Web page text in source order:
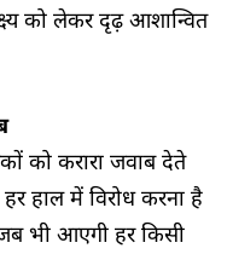
को लेकर दृढ़ आशान्वित
को करारा जवाब देते
हाल में विरोध करना है
भी आएगी हर किसी